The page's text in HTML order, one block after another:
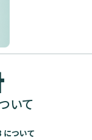
いて
について